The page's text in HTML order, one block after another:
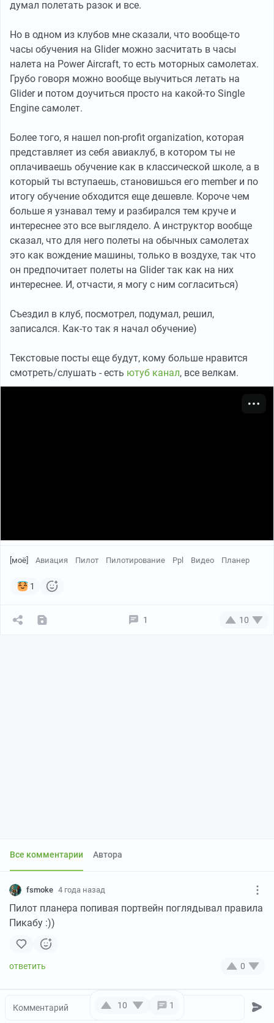
думал полетать разок и все.
Но в одном из клубов мне сказали, что вообще-то
часы обучения на Glider можно засчитать в часы
налета на Power Aircraft, то есть моторных самолетах.
Грубо говоря можно вообще выучиться летать на
Glider и потом доучиться просто на какой-то Single
Engine самолет.
Более того, я нашел non-profit organization, которая
представляет из себя авиаклуб, в котором ты не
оплачиваешь обучение как в классической школе, а в
который ты вступаешь, становишься его member и по
итогу обучение обходится еще дешевле. Короче чем
больше я узнавал тему и разбирался тем круче и
интереснее это все выглядело. А инструктор вообще
сказал, что для него полеты на обычных самолетах
это как вождение машины, только в воздухе, так что
он предпочитает полеты на Glider так как на них
интереснее. И, отчасти, я могу с ним согласиться)
Съездил в клуб, посмотрел, подумал, решил,
записался. Как-то так я начал обучение)
Текстовые посты еще будут, кому больше нравится
смотреть/слушать - есть ютуб канал, все велкам.
[моё] Авиация Пилот Пилотирование Ppl Видео Планер
1
1 10
10 1
Все комментарии Автора
fsmoke 4 года назад
Пилот планера попивая портвейн поглядывал правила
Пикабу :))
0